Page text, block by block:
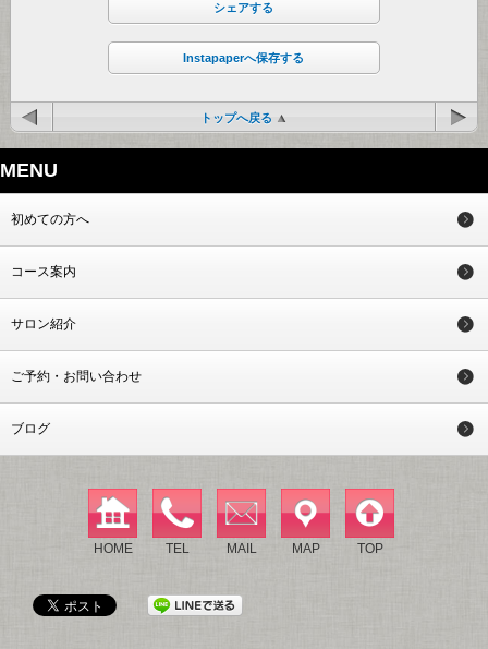
シェアする
Instapaperへ保存する
トップへ戻る
MENU
初めての方へ
コース案内
サロン紹介
ご予約・お問い合わせ
ブログ
HOME TEL MAIL MAP TOP